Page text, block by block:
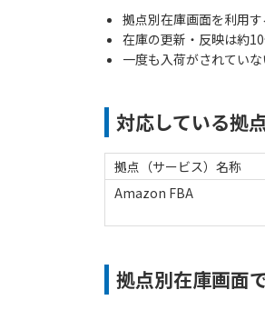
拠点別在庫画面を利用
在庫の更新・反映は約
一度も入荷がされてい
対応している拠
拠点（サービス）名称
Amazon FBA
拠点別在庫画面